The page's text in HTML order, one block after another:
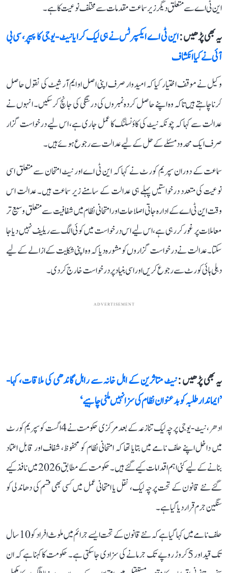
این ٹی اے سے متعلق دیگر زیر سماعت مقدمات سے مختلف نوعیت کا ہے۔
یہ بھی پڑھیں :این ٹی اے ایکسپرٹس نے ہی لیک کرایا نیٹ-یوجی کا پیپر، سی بی
آئی نے کیا انکشاف
وکیل نے موقف اختیار کیا کہ امیدوار صرف اپنی اصل او ایم آر شیٹ کی نقول حاصل
کرنا چاہتے ہیں تاکہ وہ اپنے حاصل کردہ نمبروں کی درستگی کی جانچ کر سکیں۔ انہوں نے
عدالت سے کہا کہ چونکہ نیٹ کی کاؤنسلنگ کا عمل جاری ہے، اس لیے درخواست گزار
صرف ایک محدود مسئلے کے حل کے لیے عدالت سے رجوع ہوئے ہیں۔
سماعت کے دوران سپریم کورٹ نے کہا کہ این ٹی اے اور نیٹ امتحان سے متعلق اسی
نوعیت کی متعدد درخواستیں پہلے ہی عدالت کے سامنے زیر سماعت ہیں۔ عدالت اس
وقت این ٹی اے کے ادارہ جاتی اصلاحات اور امتحانی نظام میں شفافیت سے متعلق وسیع تر
معاملات پر غور کر رہی ہے، اس لیے اس درخواست میں کوئی الگ سے ریلیف نہیں دیا جا
سکتا۔ عدالت نے درخواست گزاروں کو مشورہ دیا کہ وہ اپنی شکایت کے ازالے کے لیے
دہلی ہائی کورٹ سے رجوع کریں اور اسی بنیاد پر درخواست خارج کر دی۔
ADVERTISEMENT
یہ بھی پڑھیں :نیٹ متاثرین کے اہل خانہ سے راہل گاندھی کی ملاقات، کہا-
’ایماندار طلبہ کو بدعنوان نظام کی سزا نہیں ملنی چاہیے‘
ادھر، نیٹ-یو جی پرچہ لیک تنازعہ کے بعد مرکزی حکومت نے 4 اگست کو سپریم کورٹ
میں داخل اپنے حلف نامے میں بتایا تھا کہ امتحانی نظام کو محفوظ، شفاف اور قابل اعتماد
بنانے کے لیے کئی اہم اقدامات کیے گئے ہیں۔ حکومت کے مطابق 2026 میں نافذ کیے
گئے نئے قانون کے تحت پرچہ لیک، نقل یا امتحانی عمل میں کسی بھی قسم کی دھاندلی کو
سنگین جرم قرار دیا گیا ہے۔
حلف نامے میں کہا گیا ہے کہ نئے قانون کے تحت ایسے جرائم میں ملوث افراد کو 10 سال
تک قید اور 5 کروڑ روپے تک جرمانے کی سزا دی جا سکتی ہے۔ حکومت کا کہنا ہے کہ ان